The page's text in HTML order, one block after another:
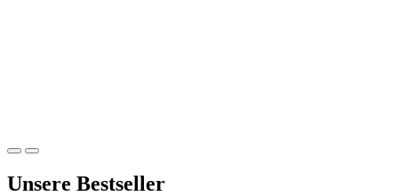
Unsere Bestseller